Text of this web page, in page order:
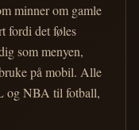
minner om gamle
fordi det føles
som menyen,
på mobil. Alle
og NBA til fotball,